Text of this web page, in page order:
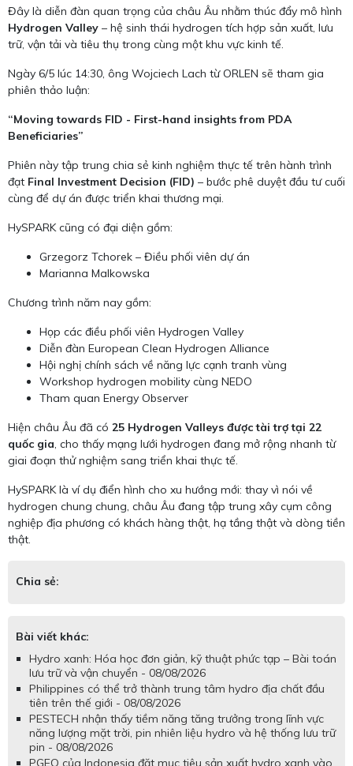
Đây là diễn đàn quan trọng của châu Âu nhằm thúc đẩy mô hình
Hydrogen Valley – hệ sinh thái hydrogen tích hợp sản xuất, lưu
trữ, vận tải và tiêu thụ trong cùng một khu vực kinh tế.
Ngày 6/5 lúc 14:30, ông Wojciech Lach từ ORLEN sẽ tham gia
phiên thảo luận:
“Moving towards FID - First-hand insights from PDA
Beneficiaries”
Phiên này tập trung chia sẻ kinh nghiệm thực tế trên hành trình
đạt Final Investment Decision (FID) – bước phê duyệt đầu tư cuối
cùng để dự án được triển khai thương mại.
HySPARK cũng có đại diện gồm:
Grzegorz Tchorek – Điều phối viên dự án
Marianna Malkowska
Chương trình năm nay gồm:
Họp các điều phối viên Hydrogen Valley
Diễn đàn European Clean Hydrogen Alliance
Hội nghị chính sách về năng lực cạnh tranh vùng
Workshop hydrogen mobility cùng NEDO
Tham quan Energy Observer
Hiện châu Âu đã có 25 Hydrogen Valleys được tài trợ tại 22
quốc gia, cho thấy mạng lưới hydrogen đang mở rộng nhanh từ
giai đoạn thử nghiệm sang triển khai thực tế.
HySPARK là ví dụ điển hình cho xu hướng mới: thay vì nói về
hydrogen chung chung, châu Âu đang tập trung xây cụm công
nghiệp địa phương có khách hàng thật, hạ tầng thật và dòng tiền
thật.
Chia sẻ:
Bài viết khác:
Hydro xanh: Hóa học đơn giản, kỹ thuật phức tạp – Bài toán
lưu trữ và vận chuyển - 08/08/2026
Philippines có thể trở thành trung tâm hydro địa chất đầu
tiên trên thế giới - 08/08/2026
PESTECH nhận thấy tiềm năng tăng trưởng trong lĩnh vực
năng lượng mặt trời, pin nhiên liệu hydro và hệ thống lưu trữ
pin - 08/08/2026
PGEO của Indonesia đặt mục tiêu sản xuất hydro xanh vào